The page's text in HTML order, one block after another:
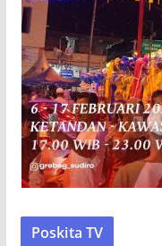
Poskita TV